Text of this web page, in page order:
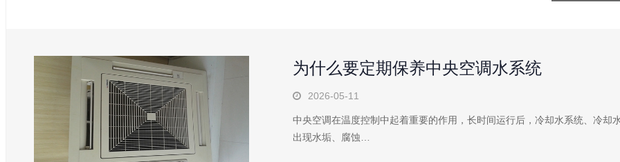
为什么要定期保养中央空调水系统
2026-05-11
中央空调在温度控制中起着重要的作用，长时间运行后，冷却水系统、冷却
出现水垢、腐蚀…